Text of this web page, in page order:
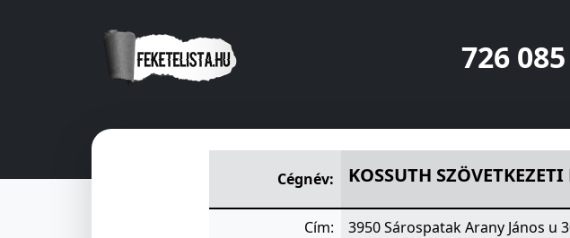
726 085
Cégnév:
KOSSUTH
Cím:
3950 Sárospatak Arany János u